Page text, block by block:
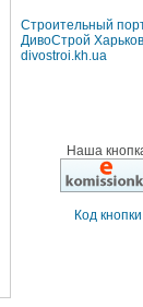
Строительный
ДивоСтрой
divostroi.kh.ua
Наша
Код кнопки